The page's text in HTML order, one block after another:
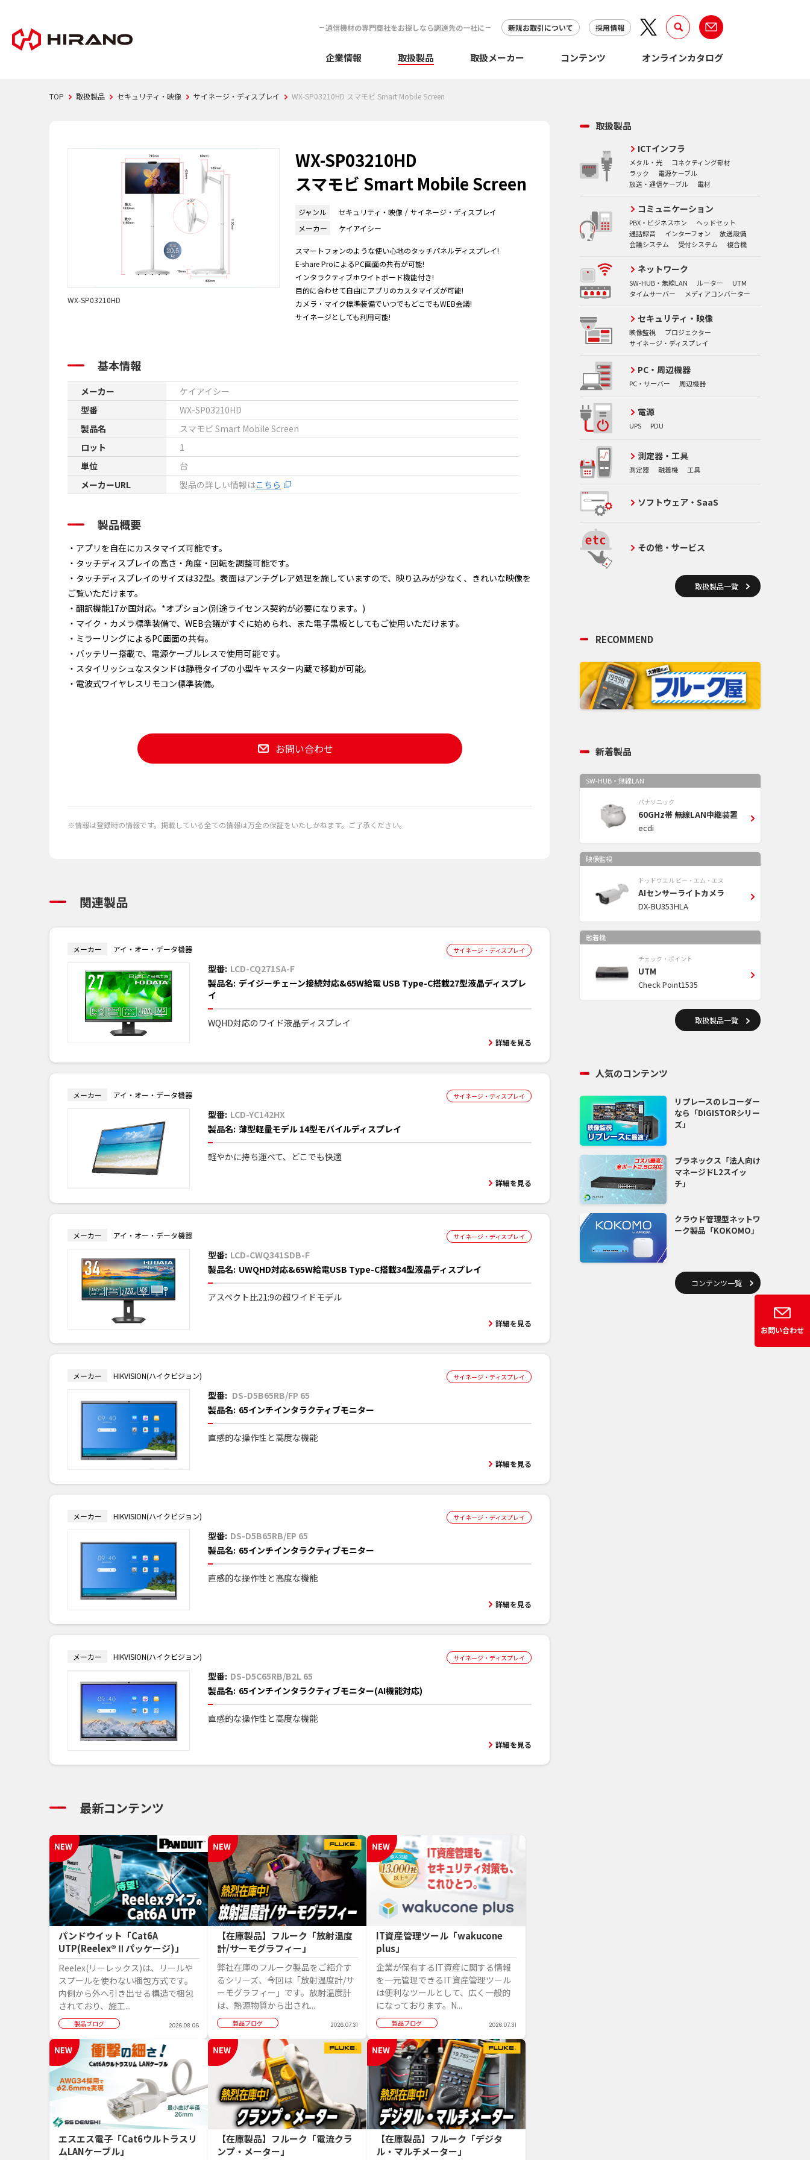
通信機材の専門商社をお探しなら調達先の一社に 新規お取引について 採用情報
企業情報 取扱製品 取扱メーカー コンテンツ オンラインカタログ
TOP 取扱製品 セキュリティ・映像 サイネージ・ディスプレイ WX-SP03210HD スマモビ Smart Mobile Screen
お問い合わせ
WX-SP03210HD
WX-SP03210HD
スマモビ Smart Mobile Screen
ジャンル セキュリティ・映像
サイネージ・ディスプレイ
メーカー
ケイアイシー
スマートフォンのような使い心地のタッチパネルディスプレイ!
E-share ProによるPC画面の共有が可能!
インタラクティブホワイトボード機能付き!
目的に合わせて自由にアプリのカスタマイズが可能!
カメラ・マイク標準装備でいつでもどこでもWEB会議!
サイネージとしても利用可能!
基本情報
メーカー
ケイアイシー
型番
WX-SP03210HD
製品名
スマモビ Smart Mobile Screen
ロット
1
単位
台
メーカーURL
製品の詳しい情報はこちら
製品概要
・アプリを自在にカスタマイズ可能です。
・タッチディスプレイの高さ・角度・回転を調整可能です。
・タッチディスプレイのサイズは32型。表面はアンチグレア処理を施していますので、映り込みが少なく、きれいな映像を
ご覧いただけます。
・翻訳機能17か国対応。*オプション(別途ライセンス契約が必要になります。)
・マイク・カメラ標準装備で、WEB会議がすぐに始められ、また電子黒板としてもご使用いただけます。
・ミラーリングによるPC画面の共有。
・バッテリー搭載で、電源ケーブルレスで使用可能です。
・スタイリッシュなスタンドは静穏タイプの小型キャスター内蔵で移動が可能。
・電波式ワイヤレスリモコン標準装備。
お問い合わせ
※情報は登録時の情報です。掲載している全ての情報は万全の保証をいたしかねます。ご了承ください。
関連製品
メーカー アイ・オー・データ機器 サイネージ・ディスプレイ
型番: LCD-CQ271SA-F
製品名: デイジーチェーン接続対応&65W給電 USB Type-C搭載27型液晶ディスプレ
イ
WQHD対応のワイド液晶ディスプレイ
詳細を見る
メーカー アイ・オー・データ機器 サイネージ・ディスプレイ
型番: LCD-YC142HX
製品名: 薄型軽量モデル 14型モバイルディスプレイ
軽やかに持ち運べて、どこでも快適
詳細を見る
メーカー アイ・オー・データ機器 サイネージ・ディスプレイ
型番: LCD-CWQ341SDB-F
製品名: UWQHD対応&65W給電USB Type-C搭載34型液晶ディスプレイ
アスペクト比21:9の超ワイドモデル
詳細を見る
メーカー HIKVISION(ハイクビジョン) サイネージ・ディスプレイ
型番: DS-D5B65RB/FP 65
製品名: 65インチインタラクティブモニター
直感的な操作性と高度な機能
詳細を見る
メーカー HIKVISION(ハイクビジョン) サイネージ・ディスプレイ
型番: DS-D5B65RB/EP 65
製品名: 65インチインタラクティブモニター
直感的な操作性と高度な機能
詳細を見る
メーカー HIKVISION(ハイクビジョン) サイネージ・ディスプレイ
型番: DS-D5C65RB/B2L 65
製品名: 65インチインタラクティブモニター(AI機能対応)
直感的な操作性と高度な機能
詳細を見る
最新コンテンツ
パンドウイット「Cat6A
UTP(Reelex®Ⅱパッケージ)」
Reelex(リーレックス)は、リールや
スプールを使わない梱包方式です。
内側から外へ引き出せる構造で梱包
されており、施工...
製品ブログ 2026.08.06
【在庫製品】フルーク「放射温度
計/サーモグラフィー」
弊社在庫のフルーク製品をご紹介す
るシリーズ、今回は「放射温度計/サ
ーモグラフィー」です。放射温度計
は、熱源物質から出され...
製品ブログ 2026.07.31
IT資産管理ツール「wakucone
plus」
企業が保有するIT資産に関する情報
を一元管理できるIT資産管理ツール
は便利なツールとして、広く一般的
になっております。N...
製品ブログ 2026.07.31
エスエス電子「Cat6ウルトラスリ
ムLANケーブル」
【在庫製品】フルーク「電流クラ
ンプ・メーター」
【在庫製品】フルーク「デジタ
ル・マルチメーター」
取扱製品
ICTインフラ
メタル・光
コネクティング部材
ラック
電源ケーブル
放送・通信ケーブル
電材
コミュニケーション
PBX・ビジネスホン
ヘッドセット
通話録音
インターフォン
放送設備
会議システム
受付システム 複合機
ネットワーク
SW-HUB・無線LAN ルーター
UTM
タイムサーバー
メディアコンバーター
セキュリティ・映像
映像監視
プロジェクター
サイネージ・ディスプレイ
PC・周辺機器
PC・サーバー 周辺機器
電源
UPS PDU
測定器・工具
測定器 融着機 工具
ソフトウェア・SaaS
その他・サービス
取扱製品一覧
RECOMMEND
新着製品
SW-HUB・無線LAN
パナソニック
60GHz帯 無線LAN中継装置
ecdi
映像監視
ドッドウエル ビー・エム・エス
AIセンサーライトカメラ
DX-BU353HLA
融着機
チェック・ポイント
UTM
Check Point1535
取扱製品一覧
人気のコンテンツ
リプレースのレコーダー
なら「DIGISTORシリー
ズ」
プラネックス「法人向け
マネージドL2スイッ
チ」
クラウド管理型ネットワ
ーク製品「KOKOMO」
コンテンツ一覧